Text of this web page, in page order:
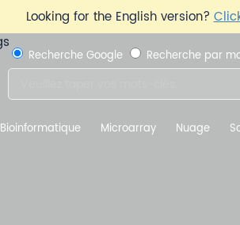
Looking for the English version?
Recherche Google Recherche par
Bioinformatique Microarray Nuage